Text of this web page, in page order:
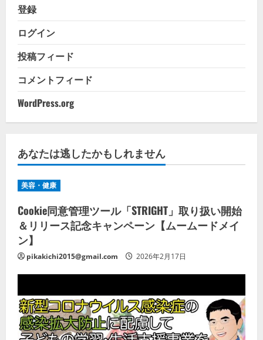
登録
ログイン
投稿フィード
コメントフィード
WordPress.org
あなたは逃したかもしれません
美容・健康
Cookie同意管理ツール「STRIGHT」取り扱い開始
＆リリース記念キャンペーン【ムームードメイ
ン】
pikakichi2015@gmail.com 2026年2月17日